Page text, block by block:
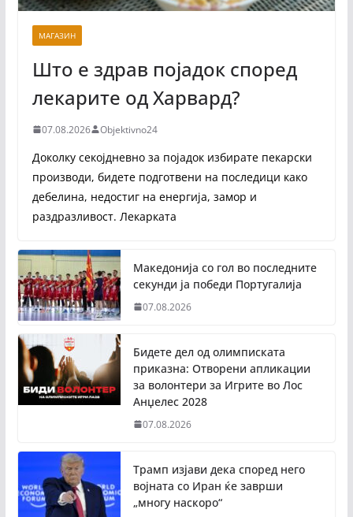
МАГАЗИН
Што е здрав појадок според
лекарите од Харвард?
07.08.2026 Objektivno24
Доколку секојдневно за појадок избирате пекарски
производи, бидете подготвени на последици како
дебелина, недостиг на енергија, замор и
раздразливост. Лекарката
Македонија со гол во последните
секунди ја победи Португалија
07.08.2026
Бидете дел од олимписката
приказна: Отворени апликации
за волонтери за Игрите во Лос
Анџелес 2028
07.08.2026
Трамп изјави дека според него
војната со Иран ќе заврши
„многу наскоро“